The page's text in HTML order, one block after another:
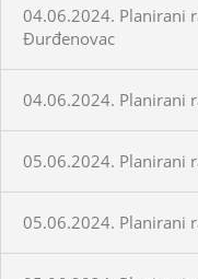
04.06.2024. Planirani
Đurđenovac
04.06.2024. Planirani
05.06.2024. Planirani
05.06.2024. Planirani